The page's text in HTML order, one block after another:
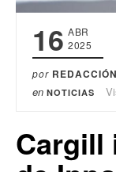
16 ABR
2025
por
en NOTICIAS
Cargill